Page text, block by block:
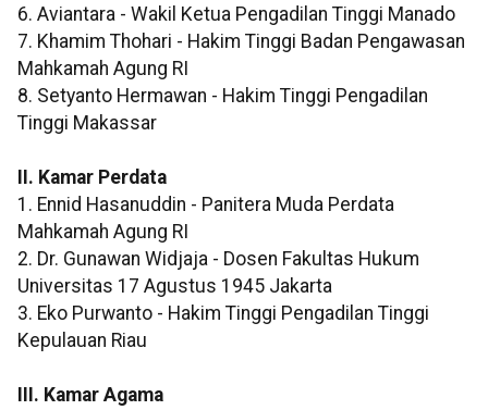
6. Aviantara - Wakil Ketua Pengadilan Tinggi Manado
7. Khamim Thohari - Hakim Tinggi Badan Pengawasan
Mahkamah Agung RI
8. Setyanto Hermawan - Hakim Tinggi Pengadilan
Tinggi Makassar
II. Kamar Perdata
1. Ennid Hasanuddin - Panitera Muda Perdata
Mahkamah Agung RI
2. Dr. Gunawan Widjaja - Dosen Fakultas Hukum
Universitas 17 Agustus 1945 Jakarta
3. Eko Purwanto - Hakim Tinggi Pengadilan Tinggi
Kepulauan Riau
III. Kamar Agama